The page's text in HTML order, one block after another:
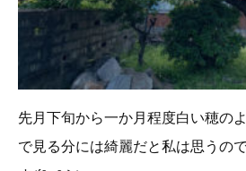
先月下旬から一か月程度白い穂の
で見る分には綺麗だと私は思うの